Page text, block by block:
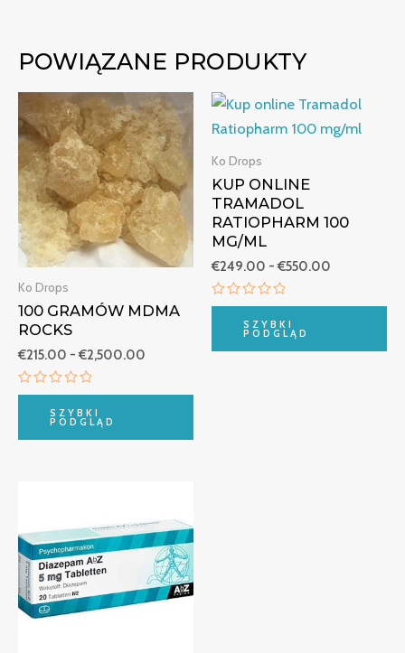
POWIĄZANE PRODUKTY
Ko Drops
100 GRAMÓW MDMA
ROCKS
€215.00 - €2,500.00
Zakres
cen:
od
€215.00
do
€2,500.00
Oceniono
SZYBKI
PODGLĄD
Ko Drops
KUP ONLINE
TRAMADOL
RATIOPHARM 100
MG/ML
€249.00 - €550.00
Zakres
od
Oceniono
SZYBKI
PODGLĄD
od
€210.00
do
€700.00